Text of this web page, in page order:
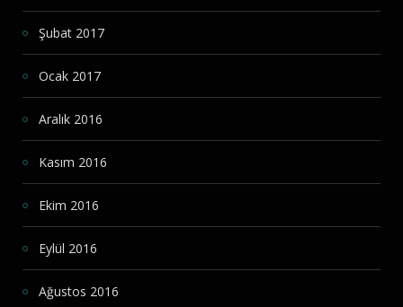
Şubat 2017
Ocak 2017
Aralık 2016
Kasım 2016
Ekim 2016
Eylül 2016
Ağustos 2016